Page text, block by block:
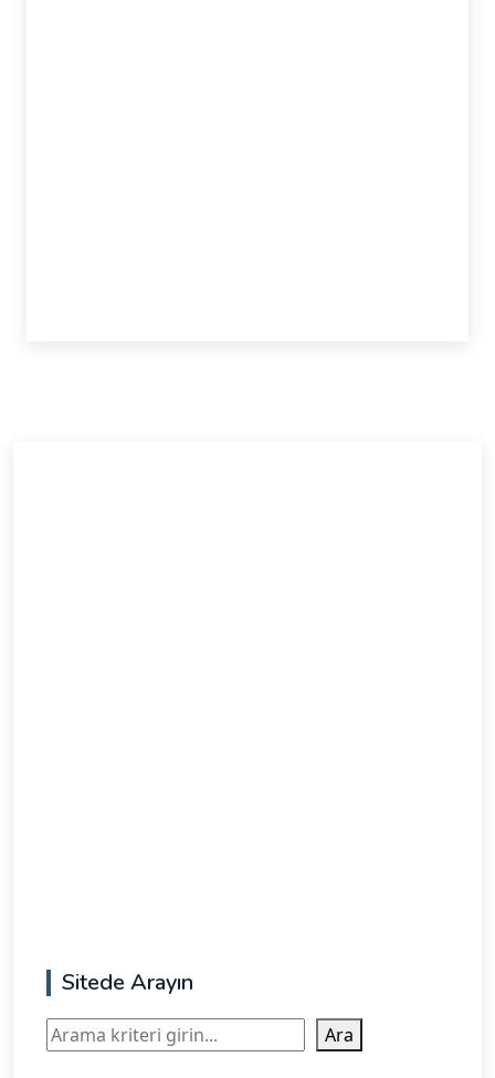
Sitede Arayın
Ara Ara